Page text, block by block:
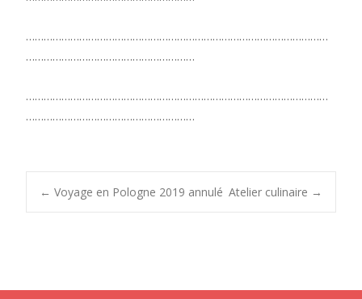
…………………………………………………………………………………………
…………………………………………………
…………………………………………………………………………………………
…………………………………………………
Post
← Voyage en Pologne 2019 annulé Atelier culinaire →